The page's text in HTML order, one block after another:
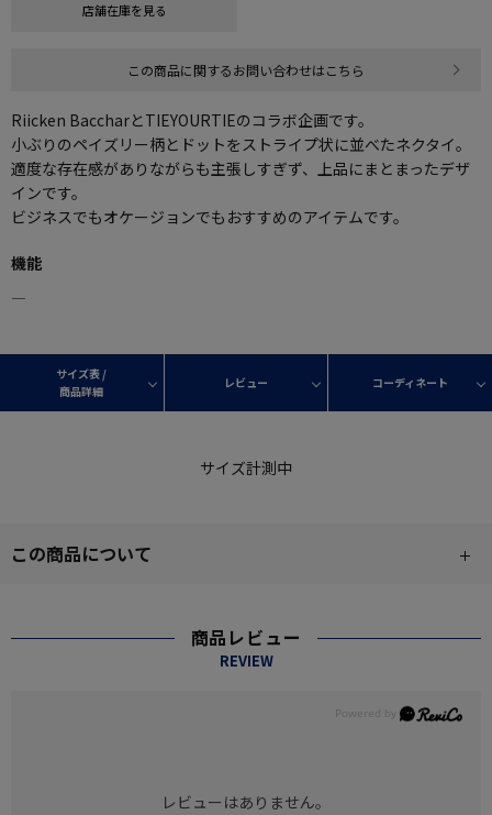
店舗在庫を見る
この商品に関するお問い合わせはこちら
Riicken BaccharとTIEYOURTIEのコラボ企画です。
小ぶりのペイズリー柄とドットをストライプ状に並べたネクタイ。
適度な存在感がありながらも主張しすぎず、上品にまとまったデザ
インです。
ビジネスでもオケージョンでもおすすめのアイテムです。
機能
―
サイズ表 /
商品詳細
レビュー コーディネート
サイズ計測中
この商品について
商品レビュー
REVIEW
レビューはありません。